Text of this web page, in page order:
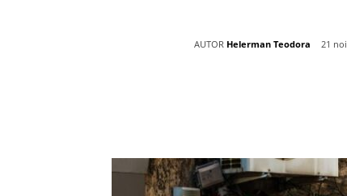
AUTOR Helerman Teodora 21